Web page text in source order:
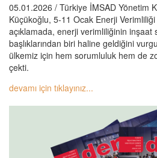
05.01.2026 / Türkiye İMSAD Yönetim
Küçükoğlu, 5-11 Ocak Enerji Verimliliği
açıklamada, enerji verimliliğinin
başlıklarından biri haline geldiğini
ülkemiz için hem sorumluluk hem de
çekti.
devamı için tıklayınız...